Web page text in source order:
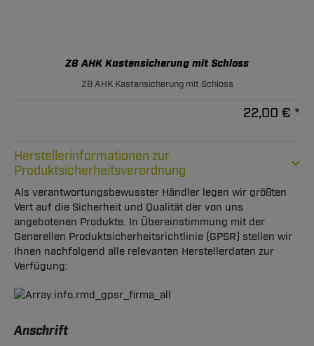
ZB AHK Kastensicherung mit Schloss
ZB AHK Kastensicherung mit Schloss
22,00 € *
Herstellerinformationen zur
Produktsicherheitsverordnung
Als verantwortungsbewusster Händler legen wir größten
Vert auf die Sicherheit und Qualität der von uns
angebotenen Produkte. In Übereinstimmung mit der
Generellen Produktsicherheitsrichtlinie (GPSR) stellen wir
Ihnen nachfolgend alle relevanten Herstellerdaten zur
Verfügung:
Anschrift